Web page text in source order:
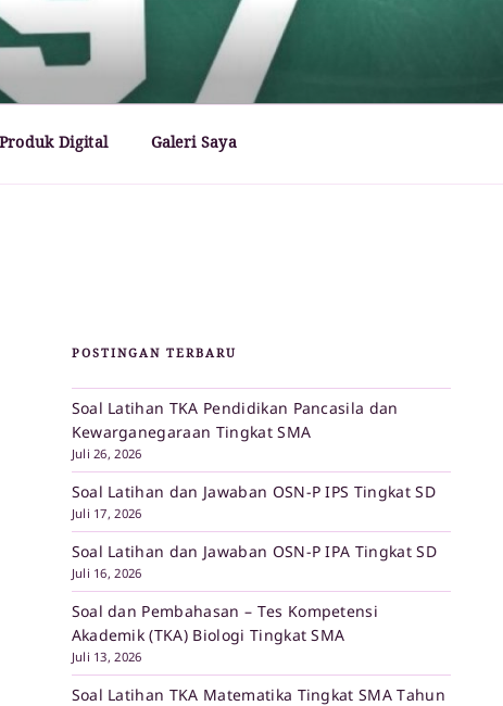
Produk Digital Galeri Saya
POSTINGAN TERBARU
Soal Latihan TKA Pendidikan Pancasila dan
Kewarganegaraan Tingkat SMA
Juli 26, 2026
Soal Latihan dan Jawaban OSN-P IPS Tingkat SD
Juli 17, 2026
Soal Latihan dan Jawaban OSN-P IPA Tingkat SD
Juli 16, 2026
Soal dan Pembahasan – Tes Kompetensi
Akademik (TKA) Biologi Tingkat SMA
Juli 13, 2026
Soal Latihan TKA Matematika Tingkat SMA Tahun